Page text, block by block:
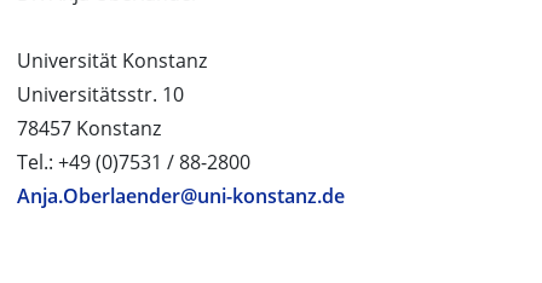
Universität Konstanz
Universitätsstr. 10
78457 Konstanz
Tel.: +49 (0)7531 / 88-2800
Anja.Oberlaender@uni-konstanz.de